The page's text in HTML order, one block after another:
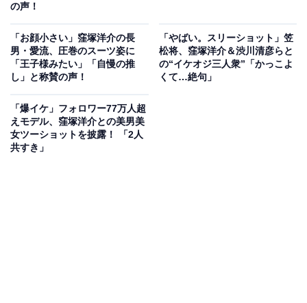
の声！
「お顔小さい」窪塚洋介の長
男・愛流、圧巻のスーツ姿に
「王子様みたい」「自慢の推
し」と称賛の声！
「やばい。スリーショット」笠
松将、窪塚洋介＆渋川清彦らと
の“イケオジ三人衆”「かっこよ
くて…絶句」
「爆イケ」フォロワー77万人超
えモデル、窪塚洋介との美男美
女ツーショットを披露！ 「2人
共すき」